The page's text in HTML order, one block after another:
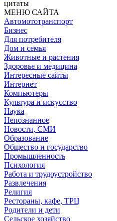
цитаты
МЕНЮ САЙТА
Автомототранспорт
Бизнес
Для потребителя
Дом и семья
Животные и растения
Здоровье и медицина
Интересные сайты
Интернет
Компьютеры
Культура и искусство
Наука
Непознанное
Новости, СМИ
Образование
Общество и государство
Промышленность
Психология
Работа и трудоустройство
Развлечения
Религия
Рестораны, кафе, ТРЦ
Родители и дети
Сельское хозяйство